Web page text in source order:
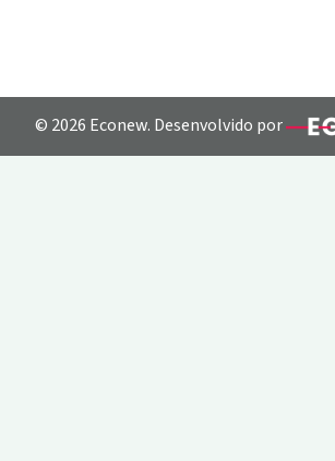
© 2026 Econew. Desenvolvido por